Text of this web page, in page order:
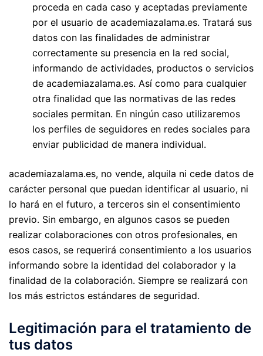
proceda en cada caso y aceptadas previamente
por el usuario de academiazalama.es. Tratará sus
datos con las finalidades de administrar
correctamente su presencia en la red social,
informando de actividades, productos o servicios
de academiazalama.es. Así como para cualquier
otra finalidad que las normativas de las redes
sociales permitan. En ningún caso utilizaremos
los perfiles de seguidores en redes sociales para
enviar publicidad de manera individual.
academiazalama.es, no vende, alquila ni cede datos de
carácter personal que puedan identificar al usuario, ni
lo hará en el futuro, a terceros sin el consentimiento
previo. Sin embargo, en algunos casos se pueden
realizar colaboraciones con otros profesionales, en
esos casos, se requerirá consentimiento a los usuarios
informando sobre la identidad del colaborador y la
finalidad de la colaboración. Siempre se realizará con
los más estrictos estándares de seguridad.
Legitimación para el tratamiento de
tus datos